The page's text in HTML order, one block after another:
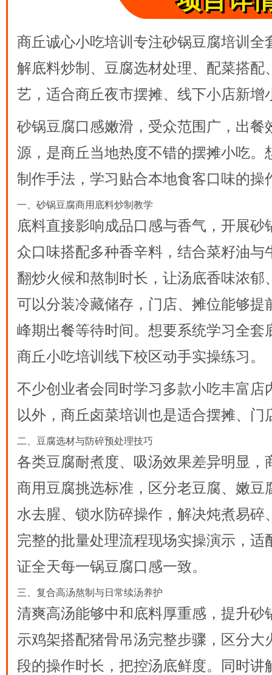
商丘诚心小吃培训专注砂锅豆腐培训 全
解底料炒制、豆腐选材处理、配菜搭配
艺，适合商丘夜市摆摊、线下小店新增
砂锅豆腐口感嫩滑，受众范围广，出餐
源，是商丘当地热度不错的摆摊小吃。
制作手法，学习贴合本地食客口味的操
一、砂锅豆腐商用底料炒制教学
底料直接影响成品口感与香气，开展砂
众口味搭配多种香辛料，结合菜籽油与
翻炒火候和熬制时长，让汤底香味浓郁
可以分装冷藏储存，门店、摊位能够提
峰期出餐等待时间。想要系统学习全套
商丘小吃培训 线下校区动手实操练习。
不少创业者会同时学习多款小吃丰富店
以外， 商丘卤菜培训 也是适合摆摊、门
二、豆腐选材与防碎预处理技巧
各类豆腐耐煮度、吸汤效果差异明显，
商用豆腐挑选标准，区分老豆腐、嫩豆
水去腥、锁水防碎操作，解决炖煮易碎
完整的批量处理流程现场实操演示，适
证全天每一锅豆腐口感一致。
三、复合高汤熬制与日常续汤养护
清爽高汤能够中和底料厚重感，提升砂
示鸡架搭配猪骨吊汤完整步骤，区分大
段的操作时长，把控汤底鲜度。同时讲